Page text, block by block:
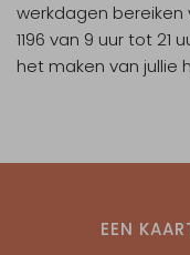
werkdagen
1196 van 9 uur tot 21
het maken van jullie
EEN